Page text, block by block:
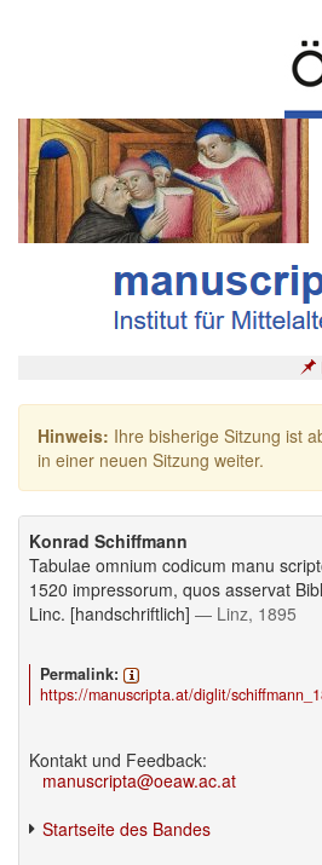
Hinweis: Ihre bisherige Sitzung ist
in einer neuen Sitzung weiter.
Konrad Schiffmann
Tabulae omnium codicum manu
1520 impressorum, quos asservat
Linc. [handschriftlich] — Linz, 1895
Permalink:
https://manuscripta.at/diglit/
Kontakt und Feedback:
manuscripta@oeaw.ac.at
Startseite des Bandes